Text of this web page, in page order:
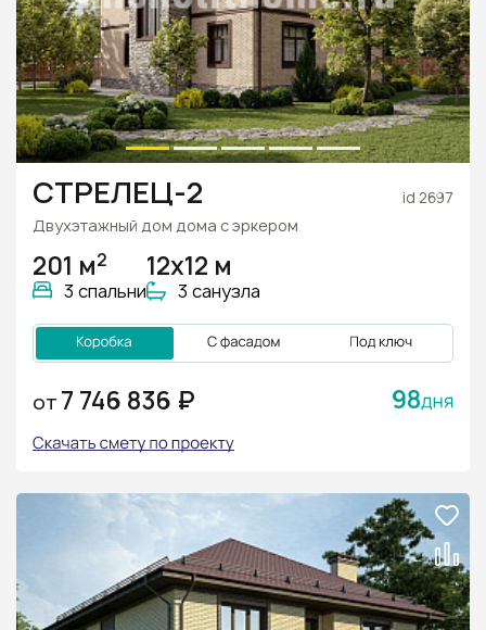
СТРЕЛЕЦ-2 id 2697
Двухэтажный дом дома с эркером
201 м2
3 спальни
12х12 м
3 санузла
ОТ 7 746 836 ₽ 98